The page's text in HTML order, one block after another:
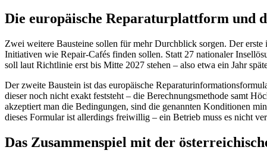
Die europäische Reparaturplattform und
Zwei weitere Bausteine sollen für mehr Durchblick sorgen. Der
Initiativen wie Repair-Cafés finden sollen. Statt 27 nationaler
soll laut Richtlinie erst bis Mitte 2027 stehen – also etwa ein Jahr
Der zweite Baustein ist das europäische
dieser noch nicht exakt feststeht – die Berechnungsmethode samt
akzeptiert man die Bedingungen, sind die genannten Konditionen
dieses Formular ist allerdings freiwillig – ein Betrieb muss es nicht
Das Zusammenspiel mit der